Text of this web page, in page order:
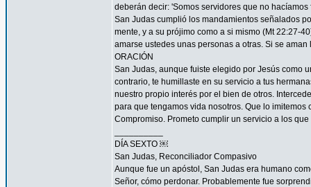
deberán decir: 'Somos servidores que no
San Judas cumplió los mandamientos señalados
mente, y a su prójimo como a si mismo (Mt 22:27-
amarse ustedes unas personas a otras. Si se
ORACIÓN
San Judas, aunque fuiste elegido por Jesús como
contrario, te humillaste en su servicio a tus
nuestro propio interés por el bien de otros.
para que tengamos vida nosotros. Que lo
Compromiso. Prometo cumplir un servicio a los
DÍA SEXTO ￼
San Judas, Reconciliador Compasivo
Aunque fue un apóstol, San Judas era humano
Señor, cómo perdonar. Probablemente fue